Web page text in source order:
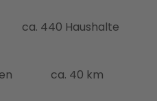
ca. 40 km